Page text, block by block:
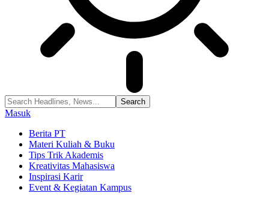
Masuk
Berita PT
Materi Kuliah & Buku
Tips Trik Akademis
Kreativitas Mahasiswa
Inspirasi Karir
Event & Kegiatan Kampus